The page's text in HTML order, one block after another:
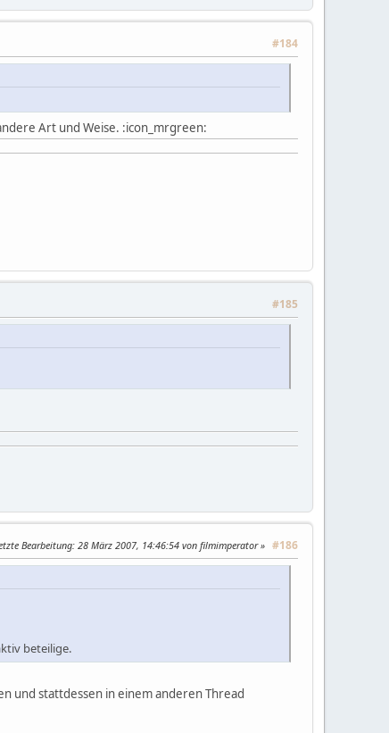
#184
Art und Weise. :icon_mrgreen:
#185
#186
Bearbeitung: 28 März 2007, 14:46:54 von filmimperator
beteilige.
und stattdessen in einem anderen Thread